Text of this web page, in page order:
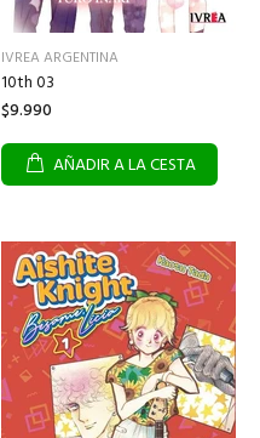
IVREA ARGENTINA
10th 03
$9.990
AÑADIR A LA CESTA